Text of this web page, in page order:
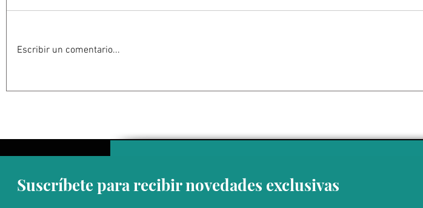
Cali
Escribir un comentario...
Suscríbete para recibir novedades exclusivas